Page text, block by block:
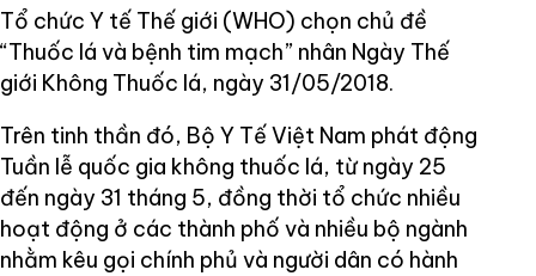
Tổ chức Y tế Thế giới (WHO) chọn chủ đề
“Thuốc lá và bệnh tim mạch” nhân Ngày Thế
giới Không Thuốc lá, ngày 31/05/2018.
Trên tinh thần đó, Bộ Y Tế Việt Nam phát động
Tuần lễ quốc gia không thuốc lá, từ ngày 25
đến ngày 31 tháng 5, đồng thời tổ chức nhiều
hoạt động ở các thành phố và nhiều bộ ngành
nhằm kêu gọi chính phủ và người dân có hành